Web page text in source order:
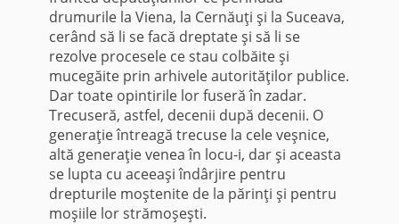
drumurile la Viena, la Cernăuţi şi la Suceava,
cerând să li se facă dreptate şi să li se
rezolve procesele ce stau colbăite şi
mucegăite prin arhivele autorităţilor publice.
Dar toate opintirile lor fuseră în zadar.
Trecuseră, astfel, decenii după decenii. O
generaţie întreagă trecuse la cele veşnice,
altă generaţie venea în locu-i, dar şi aceasta
se lupta cu aceeaşi îndârjire pentru
drepturile moştenite de la părinţi şi pentru
moşiile lor strămoşeşti.